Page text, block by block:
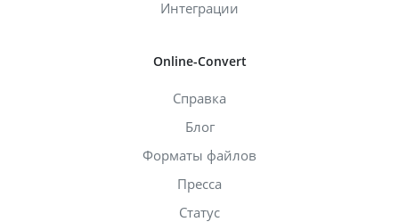
Интеграции
Online-Convert
Справка
Блог
Форматы файлов
Пресса
Статус